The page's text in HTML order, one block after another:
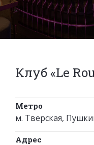
Клуб «Le
Метро
м. Тверская,
Адрес